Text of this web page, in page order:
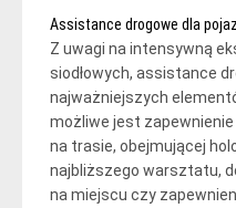
Assistance drogowe dla
Z uwagi na intensywną
siodłowych, assistance
najważniejszych
możliwe jest
na trasie, obejmującej
najbliższego warsztatu,
na miejscu czy